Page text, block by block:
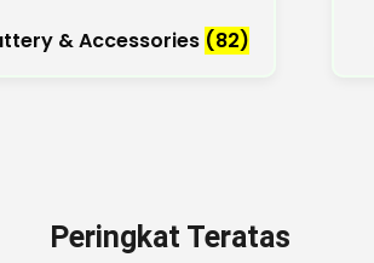
& Accessories (82)
Peringkat Teratas